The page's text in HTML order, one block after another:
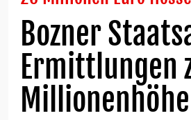
Bozner
Ermittlungen
Millionenhöhe